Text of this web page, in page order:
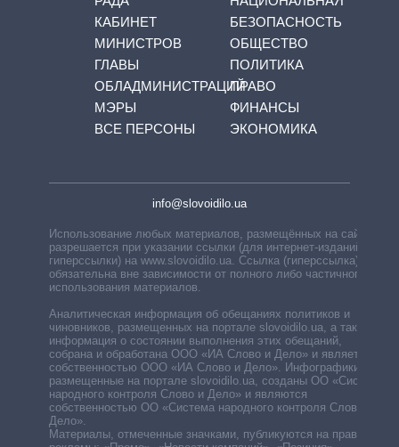
КАБИНЕТ
МИНИСТРОВ
ГЛАВЫ
ОБЛАДМИНИСТРАЦИЙ
МЭРЫ
ВСЕ ПЕРСОНЫ
БЕЗОПАСНОСТЬ
ОБЩЕСТВО
ПОЛИТИКА
ПРАВО
ФИНАНСЫ
ЭКОНОМИКА
info@slovoidilo.ua
Использование любых материалов, размещённых на сайте,
разрешается при указании ссылки (для интернет-изданий —
гиперссылки) на www.slovoidilo.ua. Ссылка (гиперссылка)
обязательна вне зависимости от полного либо частичного
использования материалов.
Аналитическая информация об обещаниях политиков и
чиновников, размещенных на портале slovoidilo.ua, а также
информация о состоянии выполнения этих обещаний,
собрана и обработана ООО «ИА Слово и Дело» и является
собственностью ООО «ИА Слово и Дело». Инфографики,
размещенные на портале slovoidilo.ua, созданы ОО «Система
народного контроля Слово и Дело» и являются
собственностью ОО «Система народного контроля Слово и
Дело».
Материалы, отмеченные значками, публикуются на правах